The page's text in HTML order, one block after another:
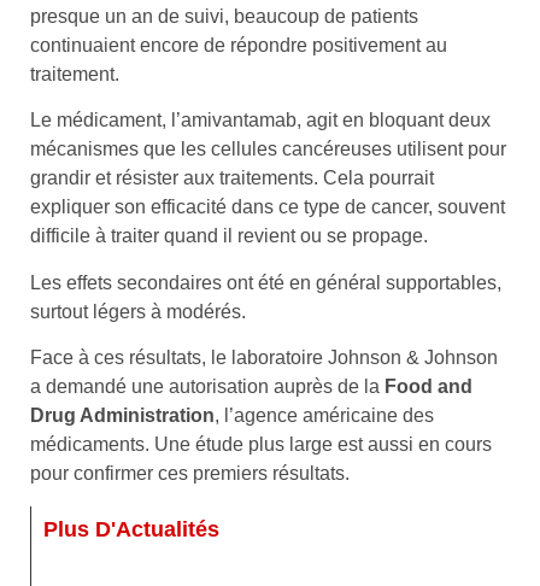
presque un an de suivi, beaucoup de patients
continuaient encore de répondre positivement au
traitement.
Le médicament, l’amivantamab, agit en bloquant deux
mécanismes que les cellules cancéreuses utilisent pour
grandir et résister aux traitements. Cela pourrait
expliquer son efficacité dans ce type de cancer, souvent
difficile à traiter quand il revient ou se propage.
Les effets secondaires ont été en général supportables,
surtout légers à modérés.
Face à ces résultats, le laboratoire Johnson & Johnson
a demandé une autorisation auprès de la Food and
Drug Administration, l’agence américaine des
médicaments. Une étude plus large est aussi en cours
pour confirmer ces premiers résultats.
Plus D'Actualités